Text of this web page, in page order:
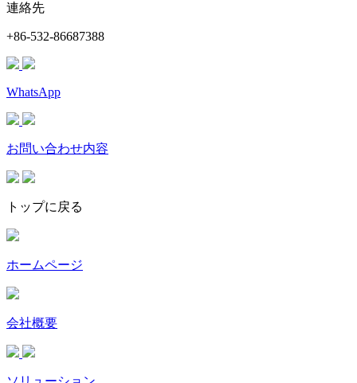
連絡先
+86-532-86687388
WhatsApp
お問い合わせ内容
トップに戻る
ホームページ
会社概要